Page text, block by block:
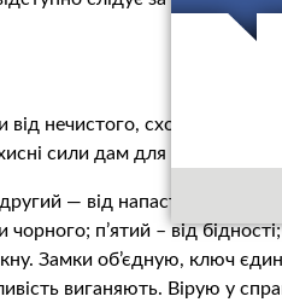
від нечистого, сховали нас
сили дам для спокою і
— від напасті бідності
чорного; п’ятий – від
Замки об’єдную, ключ
виганяють. Вірую у